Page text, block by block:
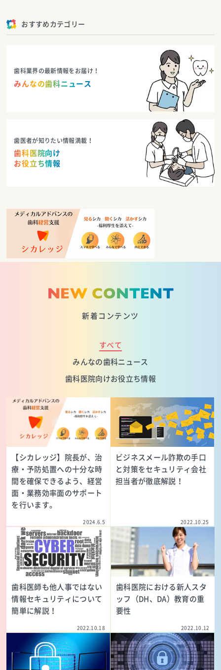
おすすめカテゴリー
歯科業界の最新情報をお届け！
みんなの歯科ニュース
歯医者が知りたい情報満載！
歯科医院向け
お役立ち情報
NEW CONTENT
新着コンテンツ
すべて
みんなの歯科ニュース
歯科医院向けお役立ち情報
【シカレッジ】院長が、治
療・予防処置への十分な時
間を確保できるよう、経営
面・業務効率面のサポート
を行います。
2024.6.5
ビジネスメール詐欺の手口
と対策をセキュリティ会社
担当者が徹底解説！
2022.10.25
歯科医師も他人事ではない
情報セキュリティについて
簡単に解説！
2022.10.18
歯科医院における新人スタ
ッフ（DH、DA）教育の重
要性
2022.10.12